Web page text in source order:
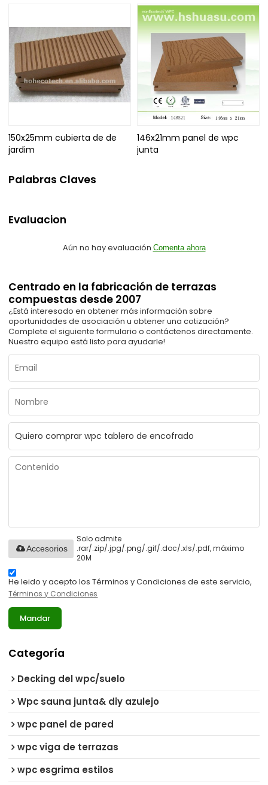
150x25mm cubierta de de
jardim
146x21mm panel de wpc
junta
Palabras Claves
Evaluacion
Aún no hay evaluación Comenta ahora
Centrado en la fabricación de terrazas
compuestas desde 2007
¿Está interesado en obtener más información sobre
oportunidades de asociación u obtener una cotización?
Complete el siguiente formulario o contáctenos directamente.
Nuestro equipo está listo para ayudarle!
Solo admite
.rar/.zip/.jpg/.png/.gif/.doc/.xls/.pdf, máximo
20M
Accesorios
He leido y acepto los Términos y Condiciones de este servicio,
Términos y Condiciones
Mandar
Categoría
Decking del wpc/suelo
Wpc sauna junta& diy azulejo
wpc panel de pared
wpc viga de terrazas
wpc esgrima estilos